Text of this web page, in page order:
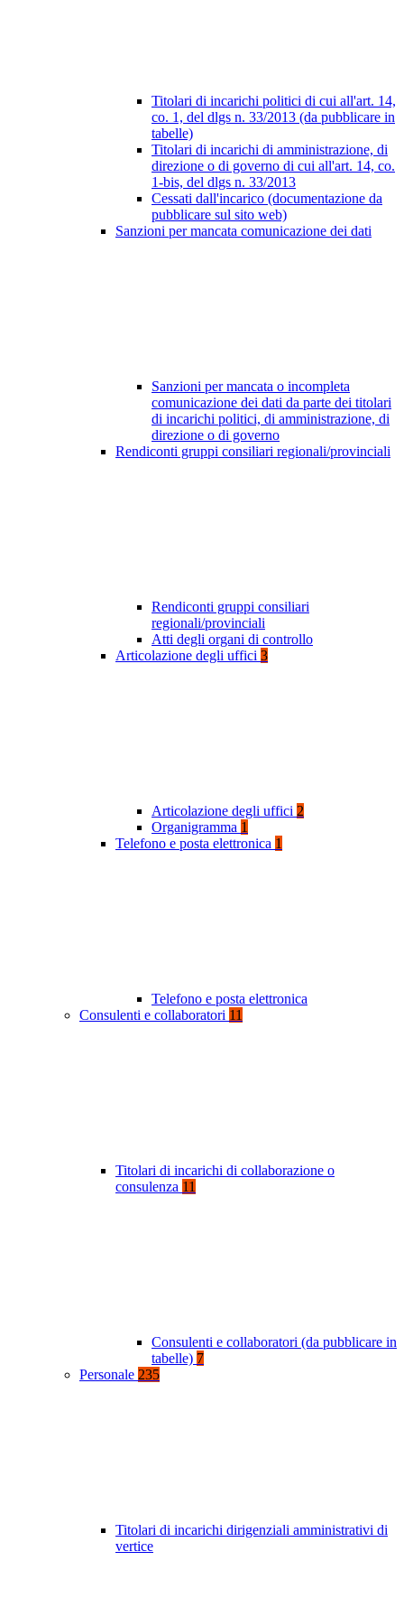
Titolari di incarichi politici di cui all'art. 14,
co. 1, del dlgs n. 33/2013 (da pubblicare in
tabelle)
Titolari di incarichi di amministrazione, di
direzione o di governo di cui all'art. 14, co.
1-bis, del dlgs n. 33/2013
Cessati dall'incarico (documentazione da
pubblicare sul sito web)
Sanzioni per mancata comunicazione dei dati
Sanzioni per mancata o incompleta
comunicazione dei dati da parte dei titolari
di incarichi politici, di amministrazione, di
direzione o di governo
Rendiconti gruppi consiliari regionali/provinciali
Rendiconti gruppi consiliari
regionali/provinciali
Atti degli organi di controllo
Articolazione degli uffici 3
Articolazione degli uffici 2
Organigramma 1
Telefono e posta elettronica 1
Telefono e posta elettronica
Consulenti e collaboratori 11
Titolari di incarichi di collaborazione o
consulenza 11
Consulenti e collaboratori (da pubblicare in
tabelle) 7
Personale 235
Titolari di incarichi dirigenziali amministrativi di
vertice